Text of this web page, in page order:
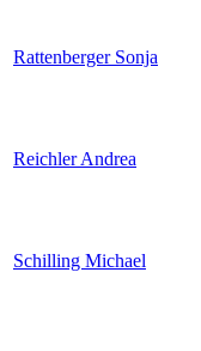
Rattenberger Sonja
Reichler Andrea
Schilling Michael